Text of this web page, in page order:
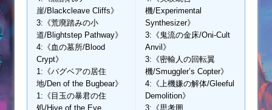
崖/Blackcleave Cliffs》
3:《荒廃踏みの小
道/Blightstep Pathway》
4:《血の墓所/Blood
Crypt》
1:《バグベアの居住
地/Den of the Bugbear》
1:《目玉の暴君の住
処/Hive of the Eye
機/Experimental
Synthesizer》
3:《鬼流の金床/Oni-Cult
Anvil》
3:《密輸人の回転翼
機/Smuggler’s Copter》
4:《上機嫌の解体/Gleeful
Demolition》
3:《思考囲